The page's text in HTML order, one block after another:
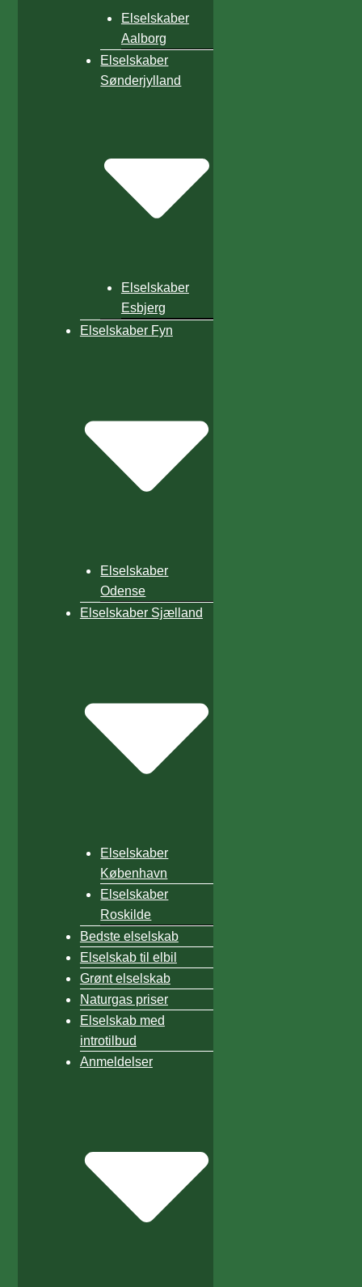
Elselskaber
Aalborg
Elselskaber
Sønderjylland
Elselskaber
Esbjerg
Elselskaber Fyn
Elselskaber
Odense
Elselskaber Sjælland
Elselskaber
København
Elselskaber
Roskilde
Bedste elselskab
Elselskab til elbil
Grønt elselskab
Naturgas priser
Elselskab med
introtilbud
Anmeldelser